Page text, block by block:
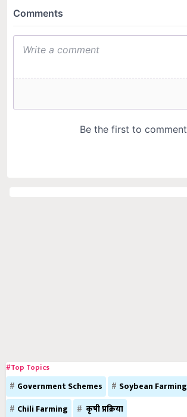
#Top Topics
Government Schemes Soybean Farming
Chili Farming
कृषी प्रक्रिया